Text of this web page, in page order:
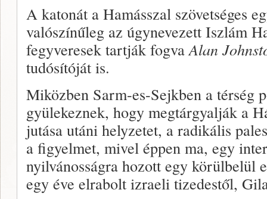
A katonát a Hamásszal szövetséges
valószínűleg az úgynevezett Iszlám
fegyveresek tartják fogvaAlan
tudósítóját is.
Miközben Sarm-es-Sejkben a térség
gyülekeznek, hogy megtárgyalják a
jutása utáni helyzetet, a radikális
a figyelmet, mivel éppen ma, egy
nyilvánosságra hozott egy körülbelül
egy éve elrabolt izraeli tizedestől,